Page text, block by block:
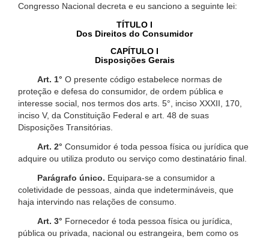
Congresso Nacional decreta e eu sanciono a seguinte lei:
TÍTULO I
Dos Direitos do Consumidor
CAPÍTULO I
Disposições Gerais
Art. 1° O presente código estabelece normas de
proteção e defesa do consumidor, de ordem pública e
interesse social, nos termos dos arts. 5°, inciso XXXII, 170,
inciso V, da Constituição Federal e art. 48 de suas
Disposições Transitórias.
Art. 2° Consumidor é toda pessoa física ou jurídica que
adquire ou utiliza produto ou serviço como destinatário final.
Parágrafo único. Equipara-se a consumidor a
coletividade de pessoas, ainda que indetermináveis, que
haja intervindo nas relações de consumo.
Art. 3° Fornecedor é toda pessoa física ou jurídica,
pública ou privada, nacional ou estrangeira, bem como os